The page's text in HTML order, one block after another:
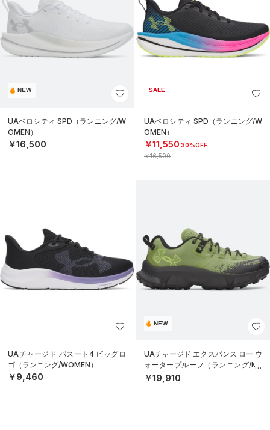
NEW
UAベロシティ SPD（ランニング/W
OMEN）
￥16,500
SALE
UAベロシティ SPD（ランニング/W
OMEN）
￥11,550 30%OFF
￥16,500
UAチャージド パスート4 ビッグロ
ゴ（ランニング/WOMEN）
￥9,460
NEW
UAチャージド エクスパンス ロー ウ
ォータープルーフ（ランニング/ME
N）
￥19,910